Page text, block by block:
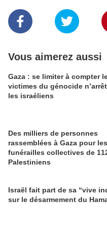
Vous aimerez aussi
Gaza : se limiter à compter
victimes du génocide
les israéliens
Des milliers de personnes
rassemblées à Gaza pour les
funérailles collectives de
Palestiniens
Israël fait part de sa “vive
sur le désarmement du